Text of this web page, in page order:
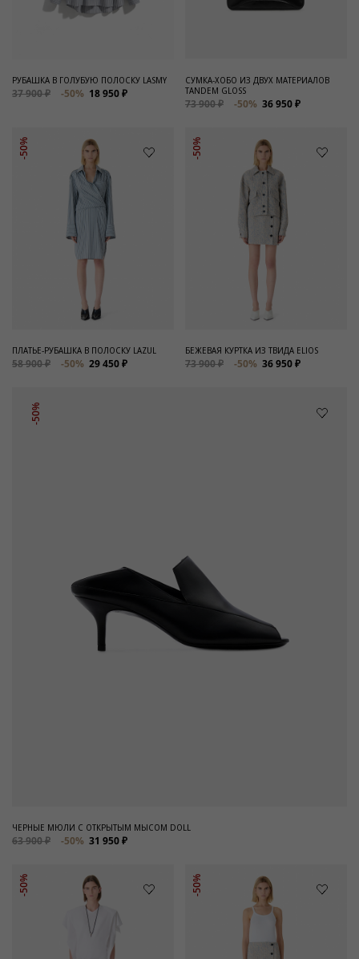
РУБАШКА В ГОЛУБУЮ ПОЛОСКУ LASMY
37 900 ₽ -50% 18 950 ₽
СУМКА-ХОБО ИЗ ДВУХ МАТЕРИАЛОВ
TANDEM GLOSS
73 900 ₽ -50% 36 950 ₽
-50%
ПЛАТЬЕ-РУБАШКА В ПОЛОСКУ LAZUL
58 900 ₽ -50% 29 450 ₽
-50%
БЕЖЕВАЯ КУРТКА ИЗ ТВИДА ELIOS
73 900 ₽ -50% 36 950 ₽
-50%
ЧЕРНЫЕ МЮЛИ С ОТКРЫТЫМ МЫСОМ DOLL
63 900 ₽ -50% 31 950 ₽
-50% -50%